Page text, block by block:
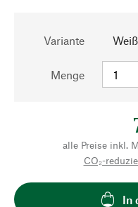
Variante Weiß
Menge
alle Preise inkl.
CO₂-
In